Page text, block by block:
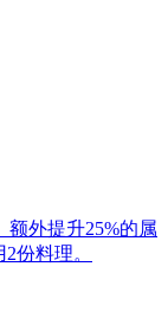
额外提升25%的属
份料理。